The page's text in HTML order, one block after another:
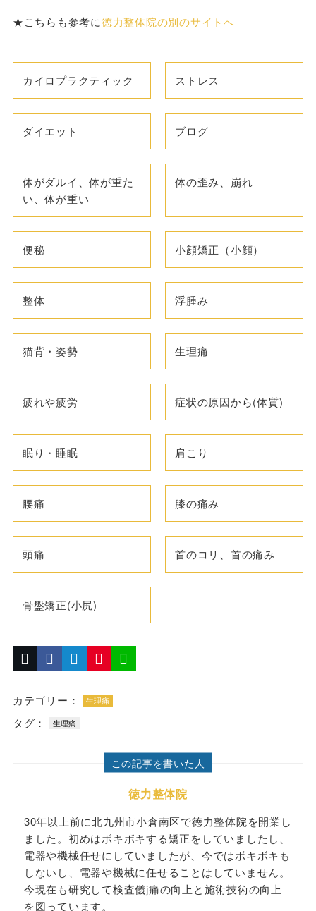
★こちらも参考に徳力整体院の別のサイトへ
カイロプラクティック ストレス
ダイエット ブログ
体がダルイ、体が重た
い、体が重い
体の歪み、崩れ
便秘 小顔矯正（小顔）
整体 浮腫み
猫背・姿勢 生理痛
疲れや疲労 症状の原因から(体質)
眠り・睡眠 肩こり
腰痛 膝の痛み
頭痛 首のコリ、首の痛み
骨盤矯正(小尻)
カテゴリー： 生理痛
タグ： 生理痛
この記事を書いた人
徳力整体院
30年以上前に北九州市小倉南区で徳力整体院を開業し
ました。初めはボキボキする矯正をしていましたし、
電器や機械任せにしていましたが、今ではボキボキも
しないし、電器や機械に任せることはしていません。
今現在も研究して検査儀j痛の向上と施術技術の向上
を図っています。